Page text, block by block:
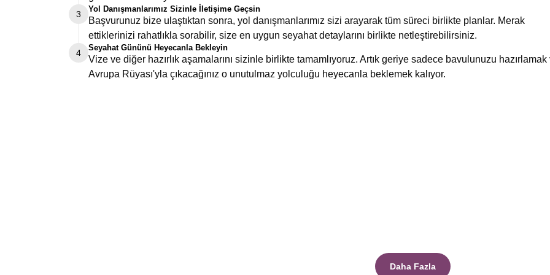
3
Yol Danışmanlarımız Sizinle İletişime Geçsin
Başvurunuz bize ulaştıktan sonra, yol danışmanlarımız sizi arayarak tüm süreci birlikte planlar. Merak
ettiklerinizi rahatlıkla sorabilir, size en uygun seyahat detaylarını birlikte netleştirebilirsiniz.
4
Seyahat Gününü Heyecanla Bekleyin
Vize ve diğer hazırlık aşamalarını sizinle birlikte tamamlıyoruz. Artık geriye sadece bavulunuzu hazırlamak
Avrupa Rüyası'yla çıkacağınız o unutulmaz yolculuğu heyecanla beklemek kalıyor.
Daha Fazla